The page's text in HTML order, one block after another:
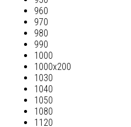
960
970
980
990
1000
1000х200
1030
1040
1050
1080
1120